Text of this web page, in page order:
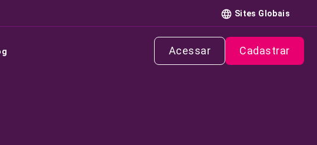
Sites Globais
Acessar Cadastrar